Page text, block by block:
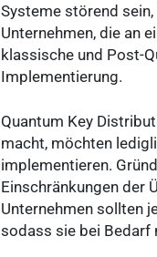
Systeme störend
Unternehmen, die an
klassische und Post-
Implementierung.
Quantum Key
macht, möchten
implementieren.
Einschränkungen der
Unternehmen sollten
sodass sie bei Bedarf